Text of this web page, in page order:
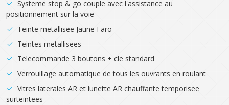
Systeme stop & go couple avec l'assistance au
positionnement sur la voie
Teinte metallisee Jaune Faro
Teintes metallisees
Telecommande 3 boutons + cle standard
Verrouillage automatique de tous les ouvrants en roulant
Vitres laterales AR et lunette AR chauffante temporisee
surteintees